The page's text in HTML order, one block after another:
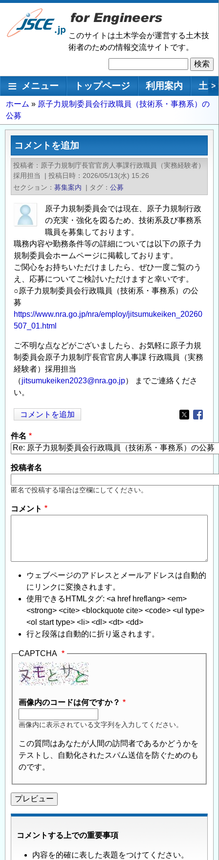
メ
ン
動
このサイトは土木学会が運営する土木技
術者のための情報交流サイトです。
索
メインナビゲーション
メニュー トップページ 利用案内 土 >
パ
ン
く
ホーム
原子力規制委員会行政職員（技術系・事務系）の
公募
コメントを追加
投稿者
原子力規制庁長官官房人事課行政職員（実務経験者）
採用担当
| 投稿日時
2026/05/13(水) 15:26
セクション
募集案内 | タグ 公募
原子力規制委員会では現在、原子力規制行政
の充実・強化を図るため、技術系及び事務系
職員を募集しております。
職務内容や勤務条件等の詳細については以下の原子力
規制委員会ホームページに掲載しております。
ご関心をお持ちいただけましたら、ぜひ一度ご覧のう
え、応募についてご検討いただけますと幸いです。
○原子力規制委員会行政職員（技術系・事務系）の公
募
https://www.nra.go.jp/nra/employ/jitsumukeiken_20260
507_01.html
ご不明な点などがございましたら、お気軽に原子力規
制委員会原子力規制庁長官官房人事課 行政職員（実務
経験者）採用担当
（jitsumukeiken2023@nra.go.jp） までご連絡くださ
い。
コメントを追加
Opens in
件名
投稿者名
匿名で投稿する場合は空欄にしてください。
コメント
ウェブページのアドレスとメールアドレスは自動的
にリンクに変換されます。
使用できるHTMLタグ: <a href hreflang> <em>
<strong> <cite> <blockquote cite> <code> <ul type>
<ol start type> <li> <dl> <dt> <dd>
行と段落は自動的に折り返されます。
CAPTCHA
画像内のコードは何ですか？
画像内に表示されている文字列を入力してください。
この質問はあなたが人間の訪問者であるかどうかを
テストし、自動化されたスパム送信を防ぐためのも
のです。
コメントする上での重要事項
内容を的確に表した表題をつけてください。